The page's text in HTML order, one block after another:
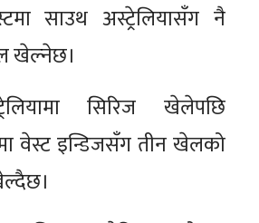
साउथ अस्ट्रेलियासँग नै
खेल्नेछ।
सिरिज खेलेपछि
वेस्ट इन्डिजसँग तीन खेलको